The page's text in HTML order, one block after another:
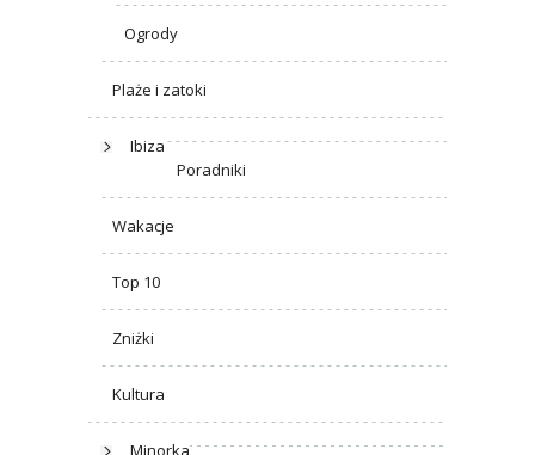
Ogrody
Plaże i zatoki
Ibiza
Poradniki
Wakacje
Top 10
Zniżki
Kultura
Minorka